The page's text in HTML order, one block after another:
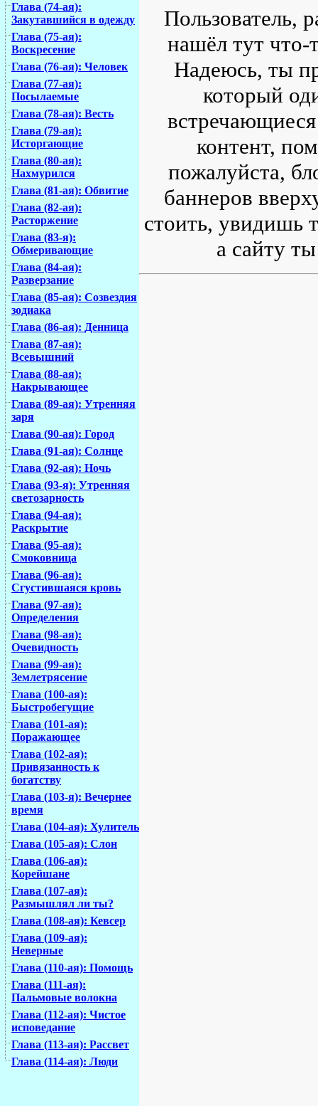
Глава (74-ая):
Закутавшийся в одежду
Глава (75-ая):
Воскресение
Глава (76-ая): Человек
Глава (77-ая):
Посылаемые
Глава (78-ая): Весть
Глава (79-ая):
Исторгающие
Глава (80-ая):
Нахмурился
Глава (81-ая): Обвитие
Глава (82-ая):
Расторжение
Глава (83-я):
Обмеривающие
Глава (84-ая):
Разверзание
Глава (85-ая): Созвездия
зодиака
Глава (86-ая): Денница
Глава (87-ая):
Всевышний
Глава (88-ая):
Накрывающее
Глава (89-ая): Утренняя
заря
Глава (90-ая): Город
Глава (91-ая): Солнце
Глава (92-ая): Ночь
Глава (93-я): Утренняя
светозарность
Глава (94-ая):
Раскрытие
Глава (95-ая):
Смоковница
Глава (96-ая):
Сгустившаяся кровь
Глава (97-ая):
Определения
Глава (98-ая):
Очевидность
Глава (99-ая):
Землетрясение
Глава (100-ая):
Быстробегущие
Глава (101-ая):
Поражающее
Глава (102-ая):
Привязанность к
богатству
Глава (103-я): Вечернее
время
Глава (104-ая): Хулитель
Глава (105-ая): Слон
Глава (106-ая):
Корейшане
Глава (107-ая):
Размышлял ли ты?
Глава (108-ая): Кевсер
Глава (109-ая):
Неверные
Глава (110-ая): Помощь
Глава (111-ая):
Пальмовые волокна
Глава (112-ая): Чистое
исповедание
Глава (113-ая): Рассвет
Глава (114-ая): Люди
Пользователь,
нашёл тут что-
Надеюсь, ты
который
контент,
пожалуйста,
баннеров
стоить, увидишь
а сайту